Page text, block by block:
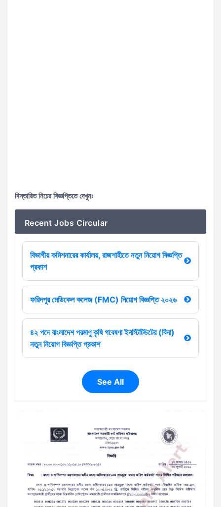
বিস্তারিত নিচের বিজ্ঞপ্তিতে দেখুনঃ
Recent Jobs Circular
বিভাগীয় কমিশনারের কার্যালয়, রাজশাহীতে নতুন নিয়োগ বিজ্ঞপ্তি
প্রকাশ
ফরিদপুর মেডিকেল কলেজ (FMC) নিয়োগ বিজ্ঞপ্তি ২০২৬
৪২ পদে বাংলাদেশ পরমাণু কৃষি গবেষণা ইনস্টিটিউটের (বিনা)
নতুন নিয়োগ বিজ্ঞপ্তি প্রকাশ
See All